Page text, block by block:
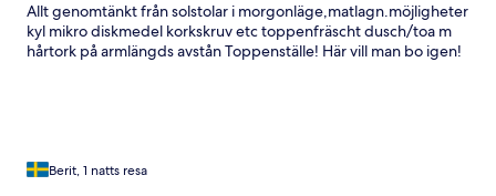
Allt genomtänkt från solstolar i morgonläge,matlagn.möjligheter
kyl mikro diskmedel korkskruv etc toppenfräscht dusch/toa m
hårtork på armlängds avstån Toppenställe! Här vill man bo igen!
Berit, 1 natts resa